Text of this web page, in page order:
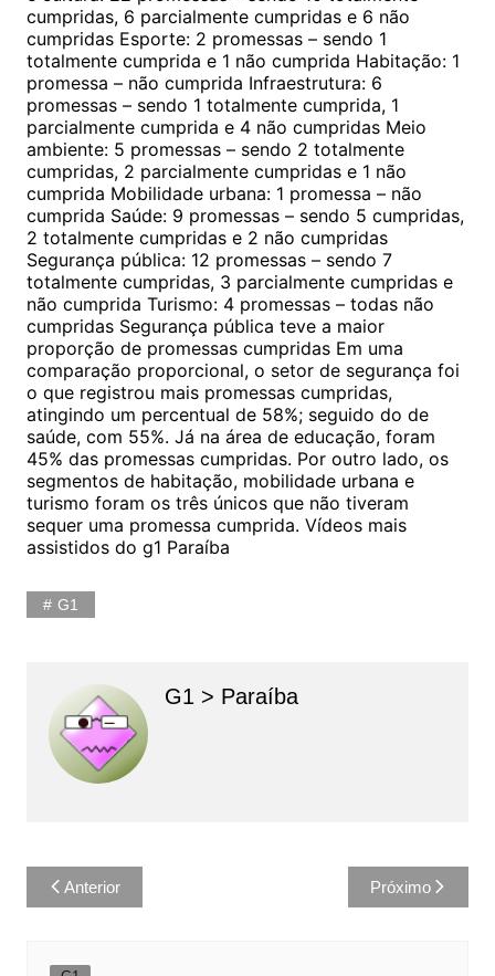
cumpridas, 6 parcialmente cumpridas e 6 não
cumpridas Esporte: 2 promessas – sendo 1
totalmente cumprida e 1 não cumprida Habitação: 1
promessa – não cumprida Infraestrutura: 6
promessas – sendo 1 totalmente cumprida, 1
parcialmente cumprida e 4 não cumpridas Meio
ambiente: 5 promessas – sendo 2 totalmente
cumpridas, 2 parcialmente cumpridas e 1 não
cumprida Mobilidade urbana: 1 promessa – não
cumprida Saúde: 9 promessas – sendo 5 cumpridas,
2 totalmente cumpridas e 2 não cumpridas
Segurança pública: 12 promessas – sendo 7
totalmente cumpridas, 3 parcialmente cumpridas e
não cumprida Turismo: 4 promessas – todas não
cumpridas Segurança pública teve a maior
proporção de promessas cumpridas Em uma
comparação proporcional, o setor de segurança foi
o que registrou mais promessas cumpridas,
atingindo um percentual de 58%; seguido do de
saúde, com 55%. Já na área de educação, foram
45% das promessas cumpridas. Por outro lado, os
segmentos de habitação, mobilidade urbana e
turismo foram os três únicos que não tiveram
sequer uma promessa cumprida. Vídeos mais
assistidos do g1 Paraíba
G1
G1 > Paraíba
Navegação
de
Anterior Próximo